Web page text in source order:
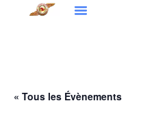
« Tous les Évènements